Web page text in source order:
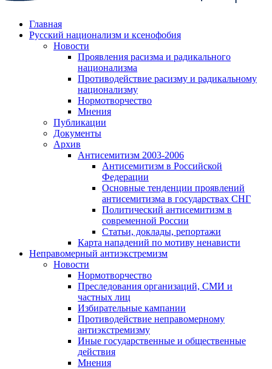
Главная
Русский национализм и ксенофобия
Новости
Проявления расизма и радикального
национализма
Противодействие расизму и радикальному
национализму
Нормотворчество
Мнения
Публикации
Документы
Архив
Антисемитизм 2003-2006
Антисемитизм в Российской
Федерации
Основные тенденции проявлений
антисемитизма в государствах СНГ
Политический антисемитизм в
современной России
Статьи, доклады, репортажи
Карта нападений по мотиву ненависти
Неправомерный антиэкстремизм
Новости
Нормотворчество
Преследования организаций, СМИ и
частных лиц
Избирательные кампании
Противодействие неправомерному
антиэкстремизму
Иные государственные и общественные
действия
Мнения